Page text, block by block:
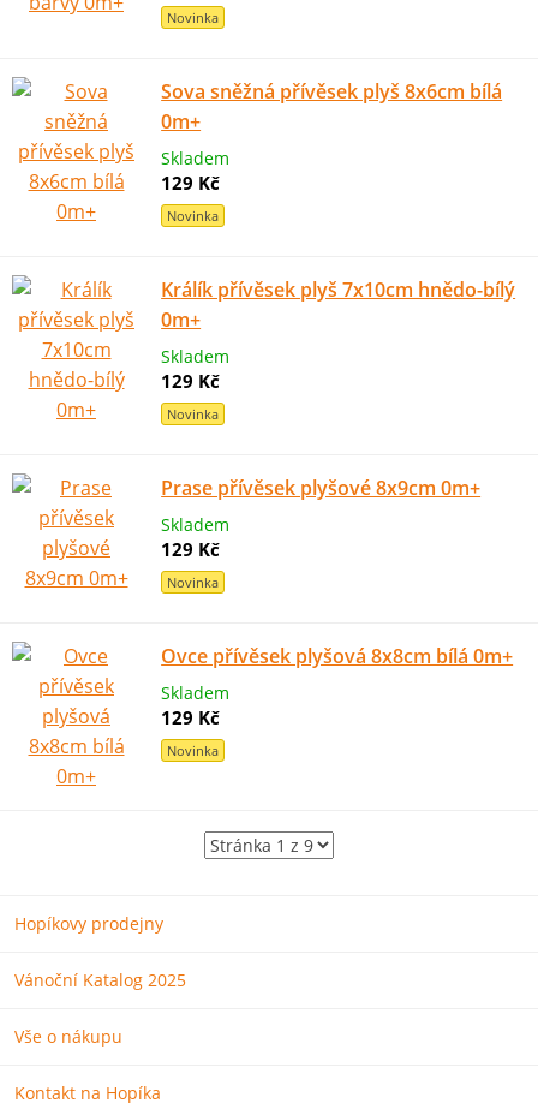
Novinka
Sova sněžná přívěsek plyš 8x6cm bílá
0m+
Skladem
129 Kč
Novinka
Králík přívěsek plyš 7x10cm hnědo-bílý
0m+
Skladem
129 Kč
Novinka
Prase přívěsek plyšové 8x9cm 0m+
Skladem
129 Kč
Novinka
Ovce přívěsek plyšová 8x8cm bílá 0m+
Skladem
129 Kč
Novinka
Hopíkovy prodejny
Vánoční Katalog 2025
Vše o nákupu
Kontakt na Hopíka